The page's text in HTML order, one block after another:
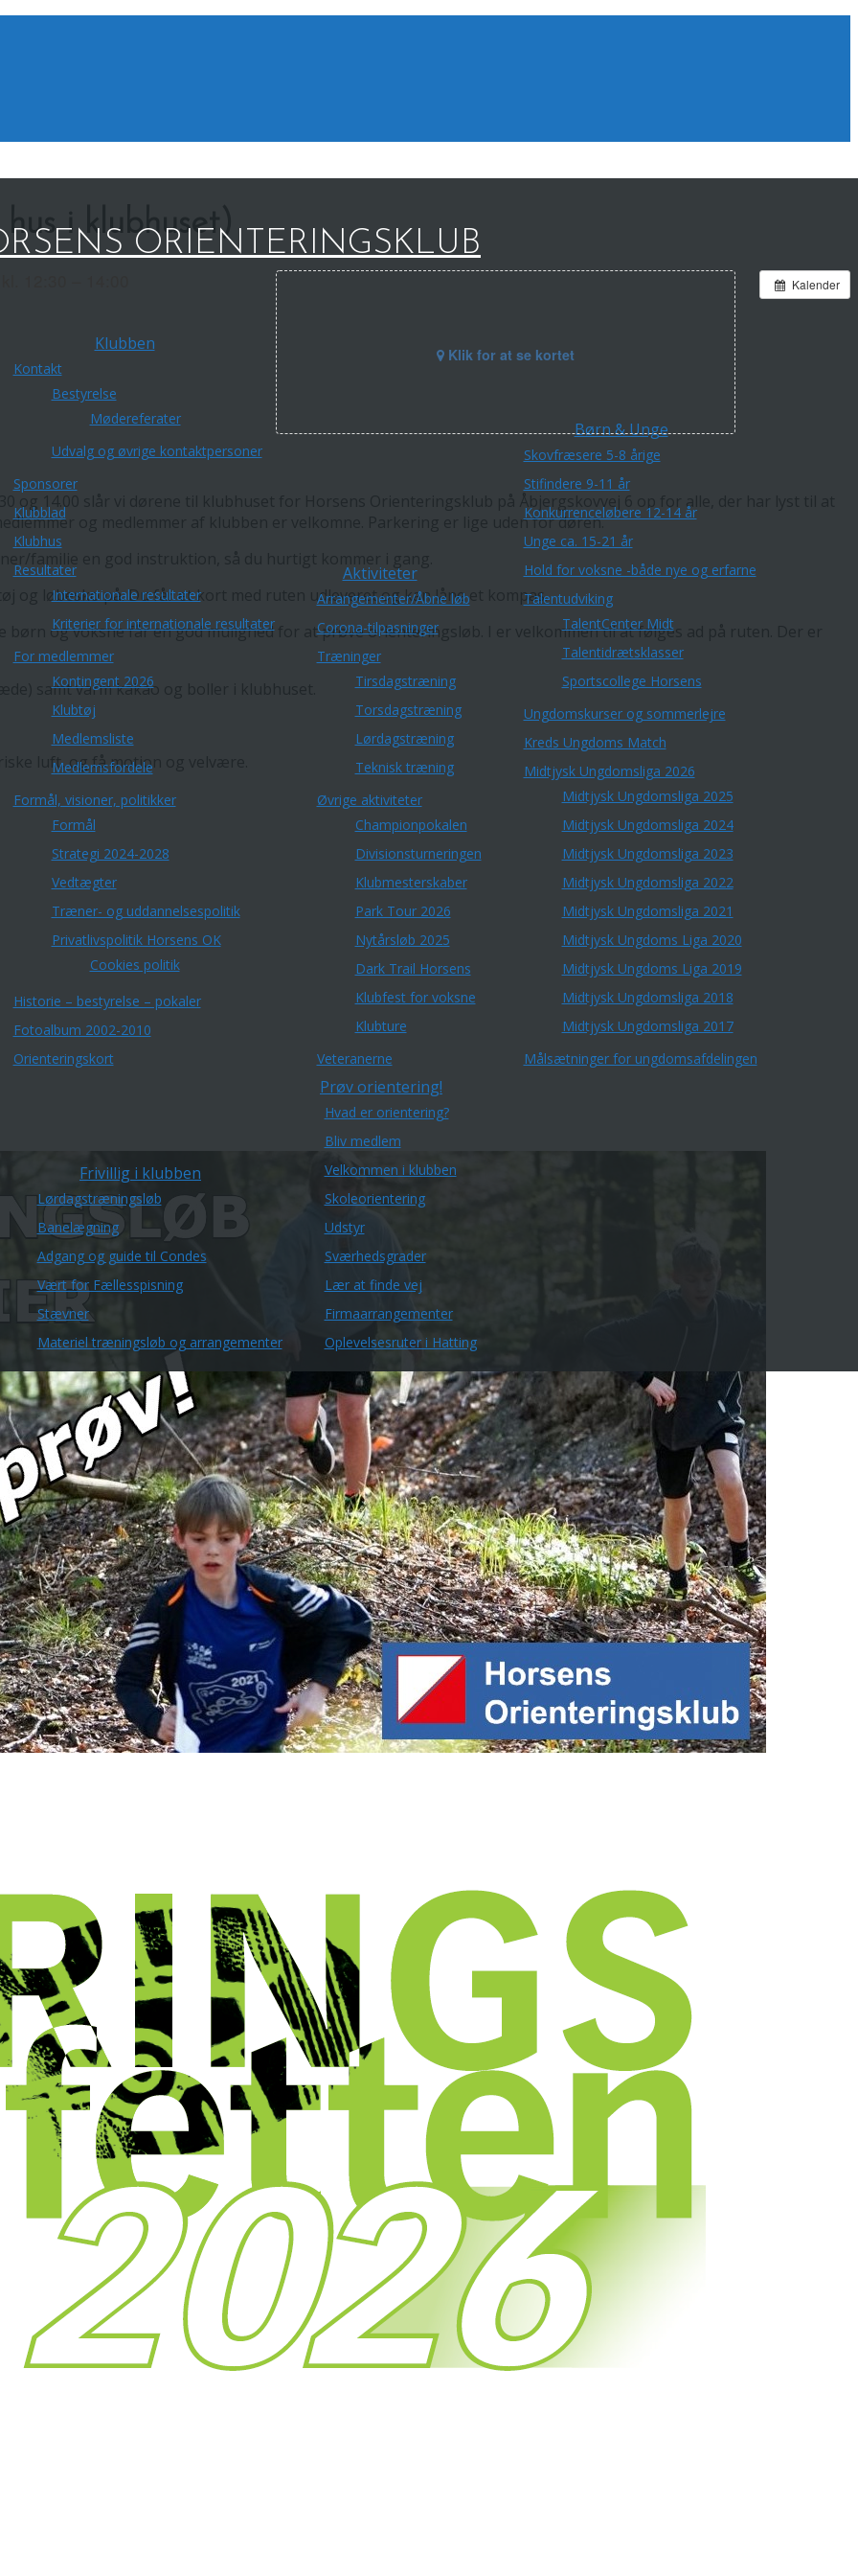
ORIENTERINGSKLUB
Klubben
Kontakt
Bestyrelse
Mødereferater
Udvalg og øvrige kontaktpersoner
Sponsorer
Klubblad
Klubhus
Resultater
Internationale resultater
Kriterier for internationale resultater
For medlemmer
Kontingent 2026
Klubtøj
Medlemsliste
Medlemsfordele
Formål, visioner, politikker
Formål
Strategi 2024-2028
Vedtægter
Træner- og uddannelsespolitik
Privatlivspolitik Horsens OK
Cookies politik
Historie – bestyrelse – pokaler
Fotoalbum 2002-2010
Orienteringskort
Aktiviteter
Arrangementer/Åbne løb
Corona-tilpasninger
Træninger
Tirsdagstræning
Torsdagstræning
Lørdagstræning
Teknisk træning
Øvrige aktiviteter
Championpokalen
Divisionsturneringen
Klubmesterskaber
Park Tour 2026
Nytårsløb 2025
Dark Trail Horsens
Klubfest for voksne
Klubture
Veteranerne
Børn & Unge
Skovfræsere 5-8 årige
Stifindere 9-11 år
Konkurrenceløbere 12-14 år
Unge ca. 15-21 år
Hold for voksne -både nye og erfarne
Talentudviking
TalentCenter Midt
Talentidrætsklasser
Sportscollege Horsens
Ungdomskurser og sommerlejre
Kreds Ungdoms Match
Midtjysk Ungdomsliga 2026
Midtjysk Ungdomsliga 2025
Midtjysk Ungdomsliga 2024
Midtjysk Ungdomsliga 2023
Midtjysk Ungdomsliga 2022
Midtjysk Ungdomsliga 2021
Midtjysk Ungdoms Liga 2020
Midtjysk Ungdoms Liga 2019
Midtjysk Ungdomsliga 2018
Midtjysk Ungdomsliga 2017
Målsætninger for ungdomsafdelingen
Frivillig i klubben
Lørdagstræningsløb
Banelægning
Adgang og guide til Condes
Vært for Fællesspisning
Stævner
Materiel træningsløb og arrangementer
Prøv orientering!
Hvad er orientering?
Bliv medlem
Velkommen i klubben
Skoleorientering
Udstyr
Sværhedsgrader
Lær at finde vej
Firmaarrangementer
Oplevelsesruter i Hatting
i klubhuset)
Kalender
Klik for at se kortet
og 14.00 slår vi dørene til klubhuset for Horsens Orienteringsklub på Åbjergskovvej 6 op for alle, der har lyst til at
og medlemmer af klubben er velkomne. Parkering er lige uden for døren.
og løbesko på. Du får et kort med ruten udleveret og kan låne et kompas.
og voksne får en god mulighed for at prøve orienteringsløb. I er velkommen til at følges ad på ruten. Der er
samt varm kakao og boller i klubhuset.
luft, og få motion og velvære.